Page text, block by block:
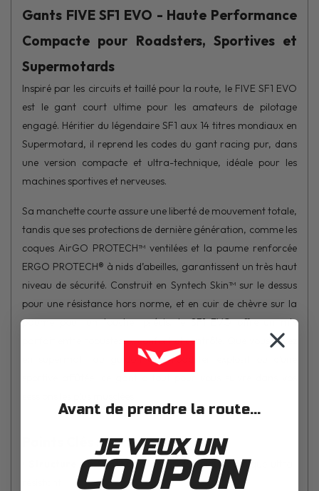
Gants FIVE SF1 EVO - Haute Performance
Compacte pour Roadsters, Sportives et
Supermotards
Inspiré par les circuits et taillé pour la route, le FIVE SF1 EVO
est le gant court ultime pour les amateurs de pilotage
engagé. Héritier du légendaire SF1 aux 14 titres mondiaux en
Supermotard, il reprend les codes du gant racing pur, dans
une version compacte et ultra-technique, idéale pour les
machines sportives et nerveuses.
Sa manchette courte assure une liberté de mouvement totale,
tandis que ses protections de dernière génération, comme les
coques AirGO PROTECH™ ventilées et la paume renforcée
ERGO PROTECH® à nids d’abeilles, garantissent un très haut
niveau de sécurité. Construit en Syntech Skin™ sur le dessus
pour une résistance hors norme, et en cuir de chèvre sur la
paume pour un toucher précis, le SF1 EVO offre un mix
parfait entre robustesse, confort et contrôle. Que vous soyez
en supermot', au guidon d’un roadster explosif ou d’une
Structure en Syntech Skin™ : Matériau technique ultra-
Avant de prendre la route...
JE VEUX UN
COUPON